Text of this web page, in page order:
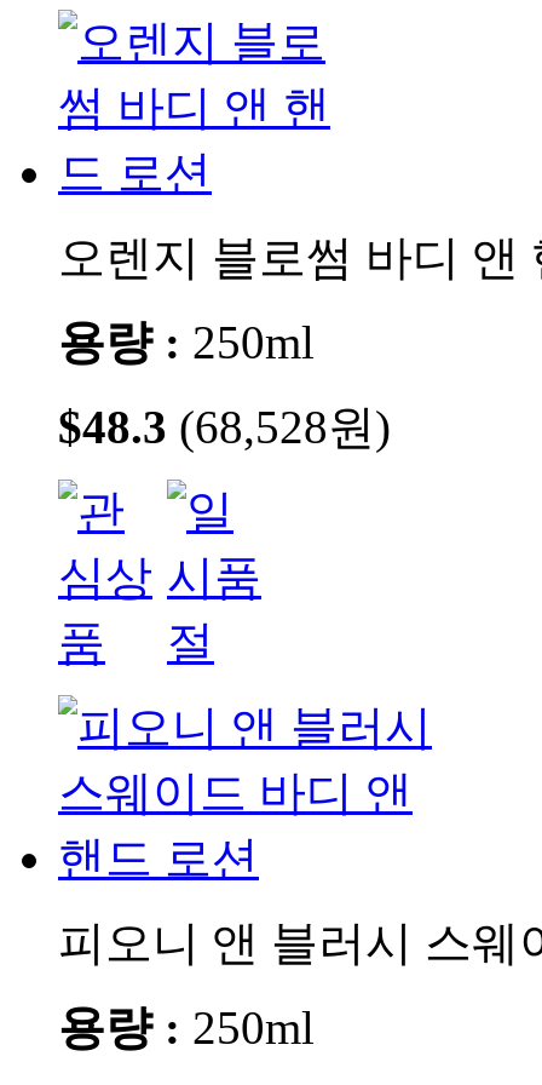
오렌지 블로썸 바디 앤
용량 : 250ml
$48.3 (68,528원)
피오니 앤 블러시 스웨
용량 : 250ml